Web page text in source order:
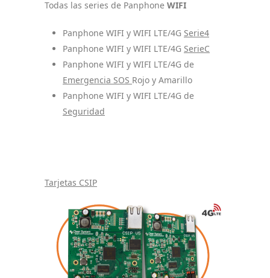
Todas las series de Panphone WIFI
Panphone WIFI y WIFI LTE/4G Serie4
Panphone WIFI y WIFI LTE/4G SerieC
Panphone WIFI y WIFI LTE/4G de
Emergencia SOS Rojo y Amarillo
Panphone WIFI y WIFI LTE/4G de
Seguridad
Tarjetas CSIP